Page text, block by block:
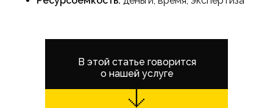
В этой статье говорится
о нашей услуге